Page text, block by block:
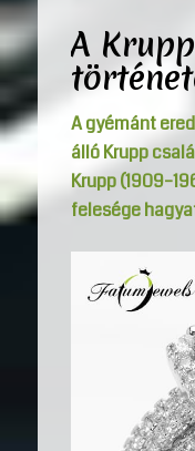
A
A gyémánt
álló Krupp
Krupp
felesége